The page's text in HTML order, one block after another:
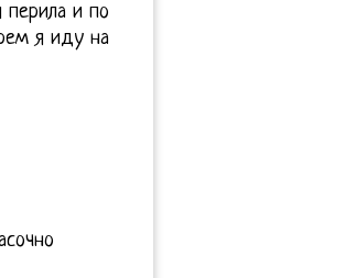
и по
я иду на